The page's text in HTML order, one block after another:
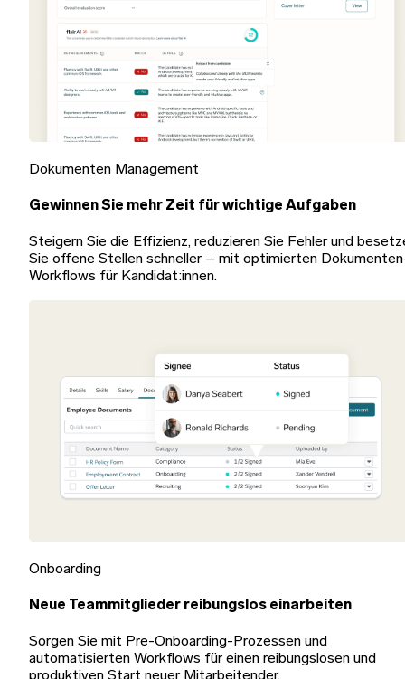
Dokumenten Management
Gewinnen Sie mehr Zeit für wichtige Aufgaben
Steigern Sie die Effizienz, reduzieren Sie Fehler und
Sie offene Stellen schneller – mit optimierten
Workflows für Kandidat:innen.
Onboarding
Neue Teammitglieder reibungslos einarbeiten
Sorgen Sie mit Pre-Onboarding-Prozessen und
automatisierten Workflows für einen reibungslosen und